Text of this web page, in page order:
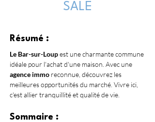
SALE
Résumé :
Le Bar-sur-Loup est une charmante commune
idéale pour l'achat d'une maison. Avec une
agence immo reconnue, découvrez les
meilleures opportunités du marché. Vivre ici,
c'est allier tranquillité et qualité de vie.
Sommaire :